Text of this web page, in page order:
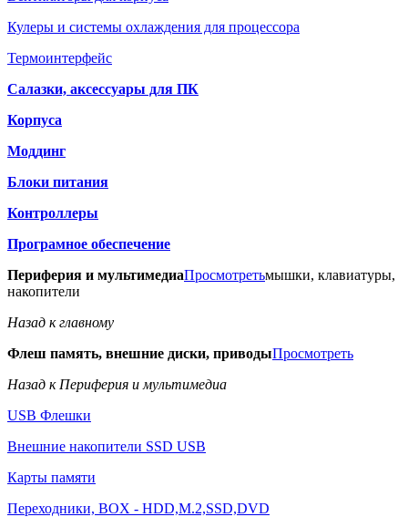
Кулеры и системы охлаждения для процессора
Термоинтерфейс
Салазки, аксессуары для ПК
Корпуса
Моддинг
Блоки питания
Контроллеры
Програмное обеспечение
Периферия и мультимедиаПросмотретьмышки, клавиатуры,
накопители
Назад к главному
Флеш память, внешние диски, приводыПросмотреть
Назад к Периферия и мультимедиа
USB Флешки
Внешние накопители SSD USB
Карты памяти
Переходники, BOX - HDD,M.2,SSD,DVD